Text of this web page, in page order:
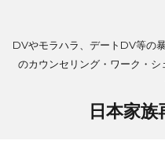
DVやモラハラ、デートDV等の
のカウンセリング・ワーク・
日本家